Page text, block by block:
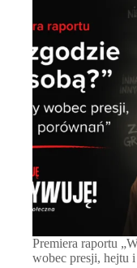
Premiera raportu
wobec presji, hejtu